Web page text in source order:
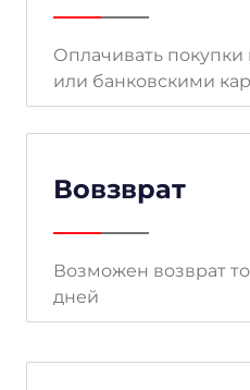
Оплачивать
или банковскими
Вовзврат
Возможен возврат
дней